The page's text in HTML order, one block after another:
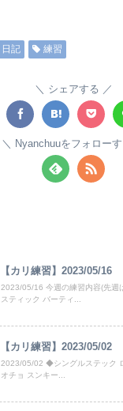
日記 練習
シェアする
Nyanchuuをフォロー
【カリ練習】2023/05/16
2023/05/16 今週の練習内容(先週
スティック バーティ...
【カリ練習】2023/05/02
2023/05/02 ◆シングルステック
オチョ スンキー...